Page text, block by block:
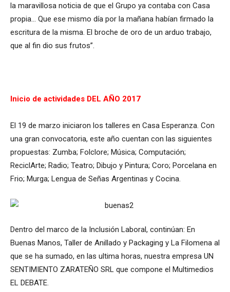
la maravillosa noticia de que el Grupo ya contaba con Casa
propia… Que ese mismo día por la mañana habían firmado la
escritura de la misma. El broche de oro de un arduo trabajo,
que al fin dio sus frutos”.
Inicio de actividades DEL AÑO 2017
El 19 de marzo iniciaron los talleres en Casa Esperanza. Con
una gran convocatoria, este año cuentan con las siguientes
propuestas: Zumba; Folclore; Música; Computación;
ReciclArte; Radio; Teatro; Dibujo y Pintura; Coro; Porcelana en
Frio; Murga; Lengua de Señas Argentinas y Cocina.
Dentro del marco de la Inclusión Laboral, continúan: En
Buenas Manos, Taller de Anillado y Packaging y La Filomena al
que se ha sumado, en las ultima horas, nuestra empresa UN
SENTIMIENTO ZARATEÑO SRL que compone el Multimedios
EL DEBATE.